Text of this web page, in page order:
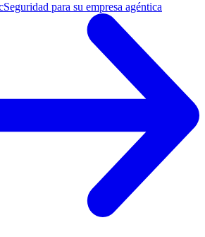
Seguridad para su empresa agéntica